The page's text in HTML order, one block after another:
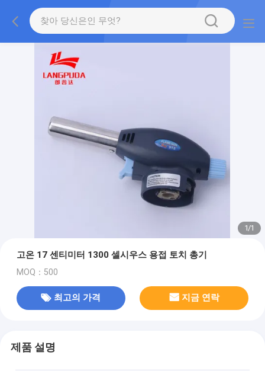
1/1
고온 17 센티미터 1300 셀시우스 용접 토치 총기
MOQ：500
최고의 가격 지금 연락
제품 설명